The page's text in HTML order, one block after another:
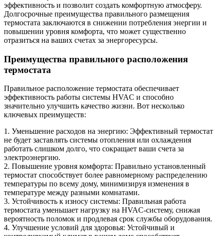
эффективность и позволит создать комфортную атмосферу.
Долгосрочные преимущества правильного размещения
термостата заключаются в снижении потребления энергии и
повышении уровня комфорта, что может существенно
отразиться на ваших счетах за энергоресурсы.
Преимущества правильного расположения
термостата
Правильное расположение термостата обеспечивает
эффективность работы системы HVAC и способно
значительно улучшить качество жизни. Вот несколько
ключевых преимуществ:
1. Уменьшение расходов на энергию: Эффективный термостат
не будет заставлять системы отопления или охлаждения
работать слишком долго, что сокращает ваши счета за
электроэнергию.
2. Повышение уровня комфорта: Правильно установленный
термостат способствует более равномерному распределению
температуры по всему дому, минимизируя изменения в
температуре между разными комнатами.
3. Устойчивость к износу системы: Правильная работа
термостата уменьшает нагрузку на HVAC-систему, снижая
вероятность поломок и продлевая срок службы оборудования.
4. Улучшение условий для здоровья: Устойчивый и